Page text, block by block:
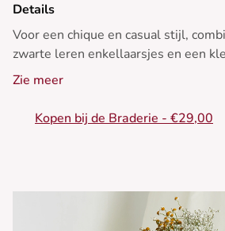
Details
Voor een chique en casual stijl,
zwarte leren enkellaarsjes en een
om stijlvol te blijven in de winter.
• Jurk met lange mouwen
• A-lijn snit
• Comfortabele gemengde
Zie meer
Kopen bij de Braderie - €29,00